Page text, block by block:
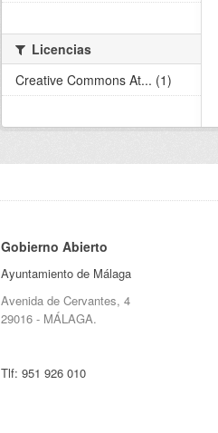
Licencias
Creative Commons At... (1)
Gobierno Abierto
Ayuntamiento de Málaga
Avenida de Cervantes, 4
29016 - MÁLAGA.
Tlf: 951 926 010